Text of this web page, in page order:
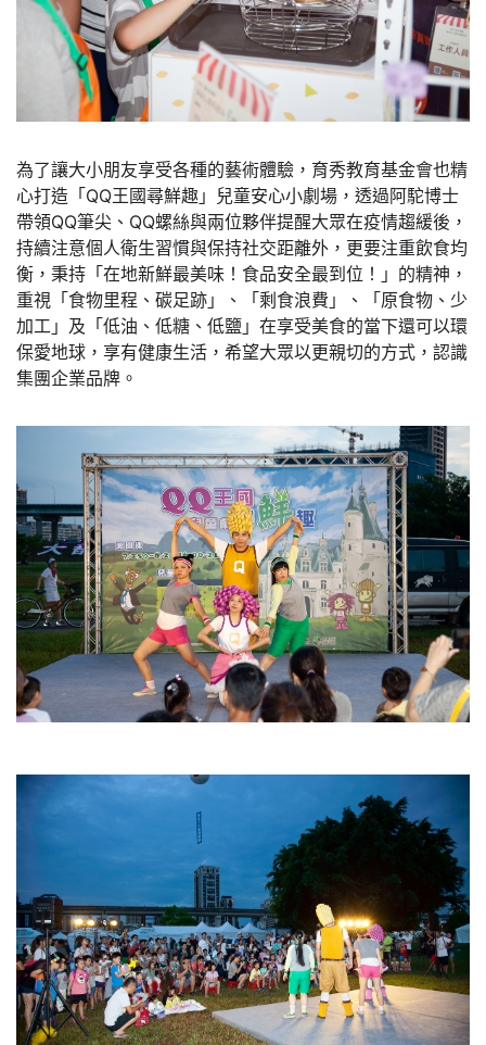
為了讓大小朋友享受各種的藝術體驗，育秀教育基金會也精
心打造「QQ王國尋鮮趣」兒童安心小劇場，透過阿駝博士
帶領QQ筆尖、QQ螺絲與兩位夥伴提醒大眾在疫情趨緩後，
持續注意個人衛生習慣與保持社交距離外，更要注重飲食均
衡，秉持「在地新鮮最美味！食品安全最到位！」的精神，
重視「食物里程、碳足跡」、「剩食浪費」、「原食物、少
加工」及「低油、低糖、低鹽」在享受美食的當下還可以環
保愛地球，享有健康生活，希望大眾以更親切的方式，認識
集團企業品牌。